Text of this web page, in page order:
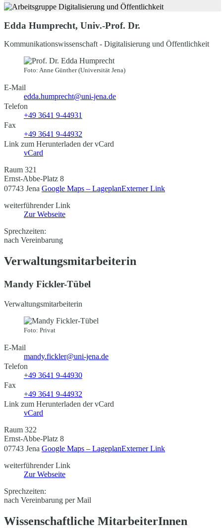
Edda Humprecht, Univ.-Prof. Dr.
Kommunikationswissenschaft - Digitalisierung und Öffentlichkeit
Foto: Anne Günther (Universität Jena)
E-Mail
edda.humprecht@uni-jena.de
Telefon
+49 3641 9-44931
Fax
+49 3641 9-44932
Link zum Herunterladen der vCard
vCard
Raum 321
Ernst-Abbe-Platz 8
07743 Jena Google Maps – LageplanExterner Link
weiterführender Link
Zur Webseite
Sprechzeiten:
nach Vereinbarung
Verwaltungsmitarbeiterin
Mandy Fickler-Tübel
Verwaltungsmitarbeiterin
Foto: Privat
E-Mail
mandy.fickler@uni-jena.de
Telefon
+49 3641 9-44930
Fax
+49 3641 9-44932
Link zum Herunterladen der vCard
vCard
Raum 322
Ernst-Abbe-Platz 8
07743 Jena Google Maps – LageplanExterner Link
weiterführender Link
Zur Webseite
Sprechzeiten:
nach Vereinbarung per Mail
Wissenschaftliche MitarbeiterInnen